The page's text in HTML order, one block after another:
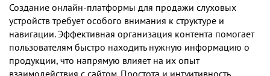
Создание онлайн-платформы для продажи слуховых
устройств требует особого внимания к структуре и
навигации. Эффективная организация контента помогает
пользователям быстро находить нужную информацию о
продукции, что напрямую влияет на их опыт
взаимодействия с сайтом. Простота и интуитивность